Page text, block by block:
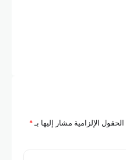
الحقول الإلزامية مشار إليها بـ*